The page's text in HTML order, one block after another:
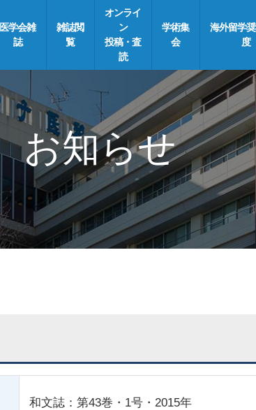
医学会雑
誌
雑誌閲
覧
オンライ
ン
投稿・査
読
学術集
会
海外留学
度
お知らせ
和文誌：第43巻・1号・2015年